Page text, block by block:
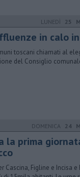
LUNEDÌ 25
in calo
toscani chiamati al
del Consiglio
DOMENICA 24
la prima
Cascina, Figline e Incisa